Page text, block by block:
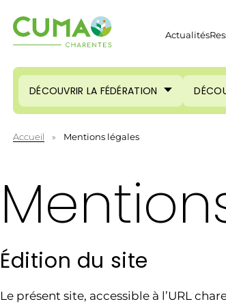
Actualités
DÉCOUVRIR LA FÉDÉRATION
Accueil » Mentions légales
Édition du site
Le présent site, accessible à l’URL